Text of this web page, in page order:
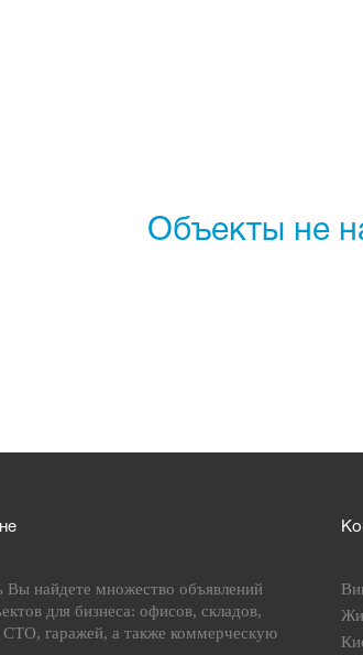
Объекты не
найдете множество объявлений
для бизнеса: офисов, складов,
гаражей, а также коммерческую